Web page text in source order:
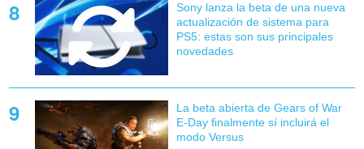
Sony lanza la beta de una nueva
actualización de sistema para
PS5: estas son sus principales
novedades
La beta abierta de Gears of War
E-Day finalmente sí incluirá el
modo Versus